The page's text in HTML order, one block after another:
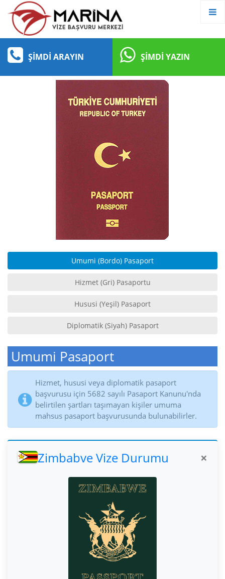
ŞIMDI ARAYIN ŞIMDI YAZIN
Umumi (Bordo) Pasaport
Hizmet (Gri) Pasaportu
Hususi (Yeşil) Pasaport
Diplomatik (Siyah) Pasaport
Umumi Pasaport
Hizmet, hususi veya diplomatik pasaport
başvurusu için 5682 sayılı Pasaport Kanunu'nda
belirtilen şartları taşımayan kişiler umuma
mahsus pasaport başvurusunda bulunabilirler.
Zimbabve Vize Durumu ×